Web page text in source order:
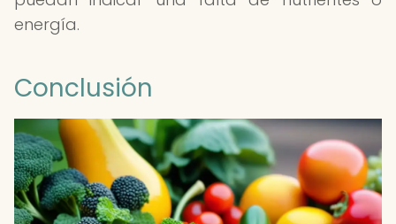
energía.
Conclusión